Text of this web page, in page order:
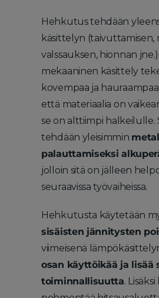
Hehkutus tehdään
käsittelyn (taivuttamisen,
valssauksen, hionnan
mekaaninen käsittely
kovempaa ja
että materiaalia on
se on alttiimpi halkeilulle.
tehdään yleisimmin
palauttamiseksi
jolloin sitä on jälleen
seuraavissa työvaiheissa.
Hehkutusta käytetään
sisäisten jännitysten
viimeisenä
osan käyttöikää ja lisää
toiminnallisuutta.